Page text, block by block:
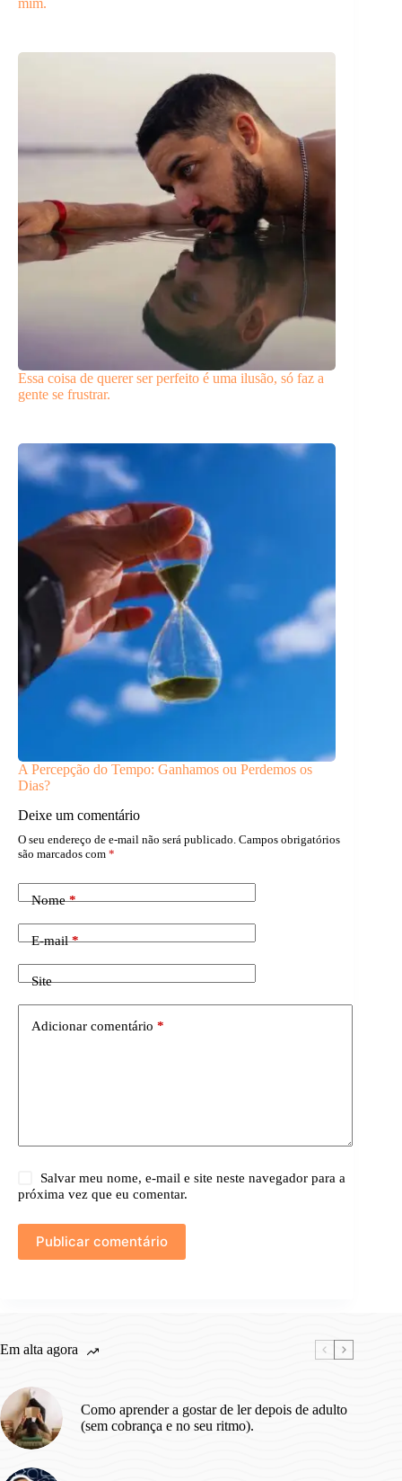
Essa coisa de querer ser perfeito é uma ilusão, só faz a
gente se frustrar.
A Percepção do Tempo: Ganhamos ou Perdemos os
Dias?
Deixe um comentário
O seu endereço de e-mail não será publicado. Campos obrigatórios
são marcados com *
Nome*
E-mail*
Site
Adicionar comentário *
Salvar meu nome, e-mail e site neste navegador para a
próxima vez que eu comentar.
Publicar comentário
Em alta agora
Como aprender a gostar de ler depois de adulto
(sem cobrança e no seu ritmo).